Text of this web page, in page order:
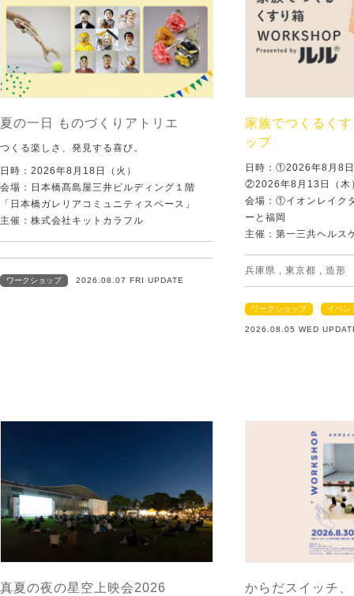
夏の一日 ものづくりアトリエ
つくる楽しさ、発見する喜び。
日時：2026年8月18日（火）
会場：日本橋髙島屋三井ビルディング１階
「日本橋ガレリアコミュニティスペース」
主催：株式会社キットカラフル
ワークショップ 2026.08.07 FRI UPDATE
家族でつくるく
ップ
日時：①2026年8月8
②2026年8月13日（木
会場：①イオンレイ
ーと福岡
主催：第一三共ヘルス
兵庫県 , 東京都 , 造形
ワークショップ イベン
2026.08.05 WED
真夏の夜の星空上映会2026 からだスイッチ